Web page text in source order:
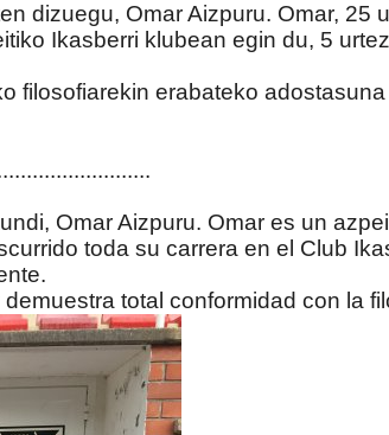
dizuegu, Omar Aizpuru. Omar,
Ikasberri klubean egin du, 5
filosofiarekin erabateko
Omar Aizpuru. Omar es un
toda su carrera en el Club
total conformidad con la